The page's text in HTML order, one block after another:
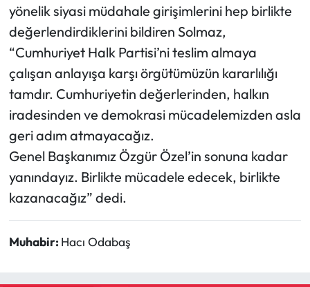
yönelik siyasi müdahale girişimlerini hep birlikte
değerlendirdiklerini bildiren Solmaz,
“Cumhuriyet Halk Partisi’ni teslim almaya
çalışan anlayışa karşı örgütümüzün kararlılığı
tamdır. Cumhuriyetin değerlerinden, halkın
iradesinden ve demokrasi mücadelemizden asla
geri adım atmayacağız.
Genel Başkanımız Özgür Özel’in sonuna kadar
yanındayız. Birlikte mücadele edecek, birlikte
kazanacağız” dedi.
Muhabir: Hacı Odabaş
Yemek Tarifleri